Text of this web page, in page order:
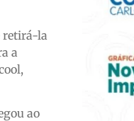
retirá-la
a
ao